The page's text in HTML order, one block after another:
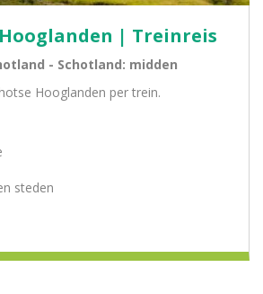
Hooglanden | Treinreis
- Schotland: midden
Hooglanden per trein.
steden